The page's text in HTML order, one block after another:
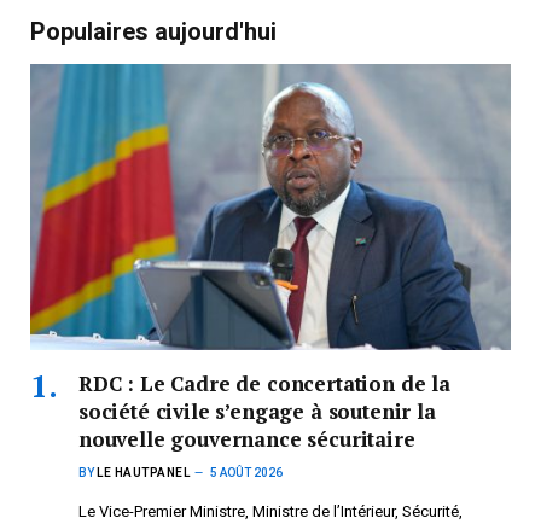
Populaires aujourd'hui
RDC : Le Cadre de concertation de la
société civile s’engage à soutenir la
nouvelle gouvernance sécuritaire
BY LE HAUTPANEL 5 AOÛT 2026
Le Vice-Premier Ministre, Ministre de l’Intérieur, Sécurité,